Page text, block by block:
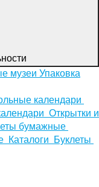
музеи Упаковка
календари
Открытки и
бумажные
Каталоги
Буклеты